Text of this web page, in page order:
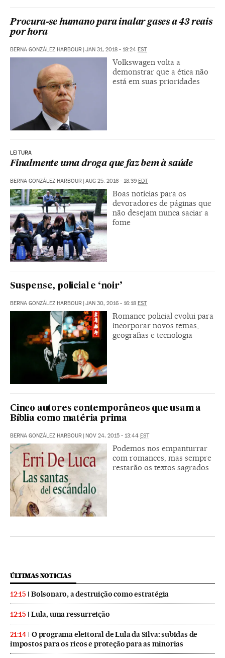
Procura-se humano para inalar gases a 43 reais
por hora
BERNA GONZÁLEZ HARBOUR | JAN 31, 2018 - 18:24 EST
Volkswagen volta a
demonstrar que a ética não
está em suas prioridades
LEITURA
Finalmente uma droga que faz bem à saúde
BERNA GONZÁLEZ HARBOUR | AUG 25, 2016 - 18:39 EDT
Boas notícias para os
devoradores de páginas que
não desejam nunca saciar a
fome
Suspense, policial e ‘noir’
BERNA GONZÁLEZ HARBOUR | JAN 30, 2016 - 16:18 EST
Romance policial evolui para
incorporar novos temas,
geografias e tecnologia
Cinco autores contemporâneos que usam a
Bíblia como matéria prima
BERNA GONZÁLEZ HARBOUR | NOV 24, 2015 - 13:44 EST
Podemos nos empanturrar
com romances, mas sempre
restarão os textos sagrados
ÚLTIMAS NOTICIAS
12:15 Bolsonaro, a destruição como estratégia
12:15 Lula, uma ressurreição
21:14
O programa eleitoral de Lula da Silva: subidas de
impostos para os ricos e proteção para as minorias